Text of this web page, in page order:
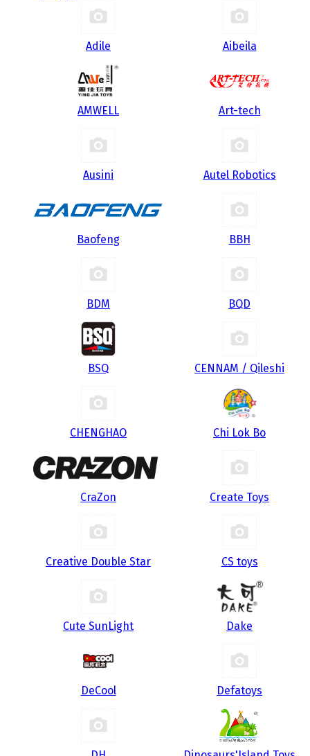
Adile Aibeila
AMWELL Art-tech
Ausini Autel Robotics
Baofeng BBH
BDM BQD
BSQ CENNAM / Qileshi
CHENGHAO Chi Lok Bo
CraZon Create Toys
Creative Double Star CS toys
Cute SunLight Dake
DeCool Defatoys